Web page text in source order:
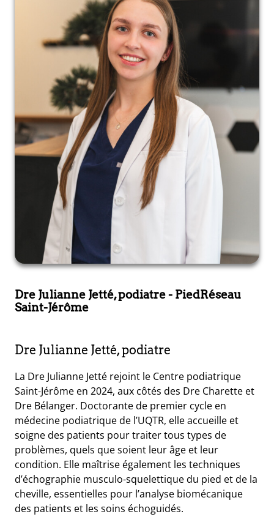
Dre Julianne Jetté, podiatre- PiedRéseau
Saint-Jérôme
Dre Julianne Jetté, podiatre
La Dre Julianne Jetté rejoint le Centre podiatrique
Saint-Jérôme en 2024, aux côtés des Dre Charette et
Dre Bélanger. Doctorante de premier cycle en
médecine podiatrique de l’UQTR, elle accueille et
soigne des patients pour traiter tous types de
problèmes, quels que soient leur âge et leur
condition. Elle maîtrise également les techniques
d’échographie musculo-squelettique du pied et de la
cheville, essentielles pour l’analyse biomécanique
des patients et les soins échoguidés.